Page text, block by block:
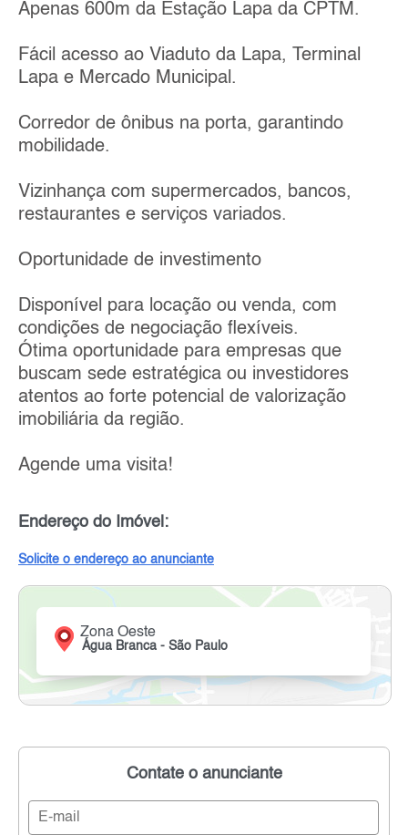
Apenas 600m da Estação Lapa da CPTM.
Fácil acesso ao Viaduto da Lapa, Terminal
Lapa e Mercado Municipal.
Corredor de ônibus na porta, garantindo
mobilidade.
Vizinhança com supermercados, bancos,
restaurantes e serviços variados.
Oportunidade de investimento
Disponível para locação ou venda, com
condições de negociação flexíveis.
Ótima oportunidade para empresas que
buscam sede estratégica ou investidores
atentos ao forte potencial de valorização
imobiliária da região.
Agende uma visita!
Endereço do Imóvel:
Solicite o endereço ao anunciante
Zona Oeste
Água Branca - São Paulo
Contate o anunciante